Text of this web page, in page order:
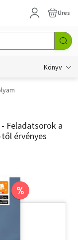
Üres
Könyv
Feladatsorok a
érvényes
%